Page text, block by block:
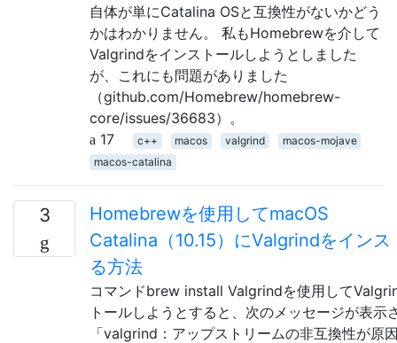
自体が単にCatalina OSと互換性がないかどう
かはわかりません。 私もHomebrewを介して
Valgrindをインストールしようとしました
が、これにも問題がありました
（github.com/Homebrew/homebrew-
core/issues/36683）。
17
c++ macos valgrind
macos-mojave
macos-catalina
3
Homebrewを使用してmacOS
Catalina（10.15）にValgrindをインス
る方法
コマンドbrew install Valgrindを使用して
トールしようとすると、次のメッセージが表示
「valgrind：アップストリームの非互換性が原